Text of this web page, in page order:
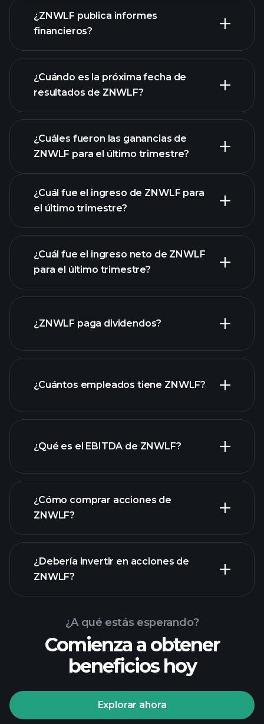
¿ZNWLF publica informes
financieros?
los estados financieros
de ZNWLF
¿Cuándo es la próxima fecha de
resultados de ZNWLF?
¿Cuáles fueron las ganancias de
ZNWLF para el último trimestre?
las ganancias de ZNWLF
¿Cuál fue el ingreso de ZNWLF para
el último trimestre?
informes financieros
¿Cuál fue el ingreso neto de ZNWLF
para el último trimestre?
¿ZNWLF paga dividendos?
acciones de alto dividendo
¿Cuántos empleados tiene ZNWLF?
¿Qué es el EBITDA de ZNWLF?
informes financieros
¿Cómo comprar acciones de
ZNWLF?
Playtrade Tournaments
¿Debería invertir en acciones de
ZNWLF?
¿A qué estás esperando?
Comienza a obtener
beneficios hoy
Explorar ahora